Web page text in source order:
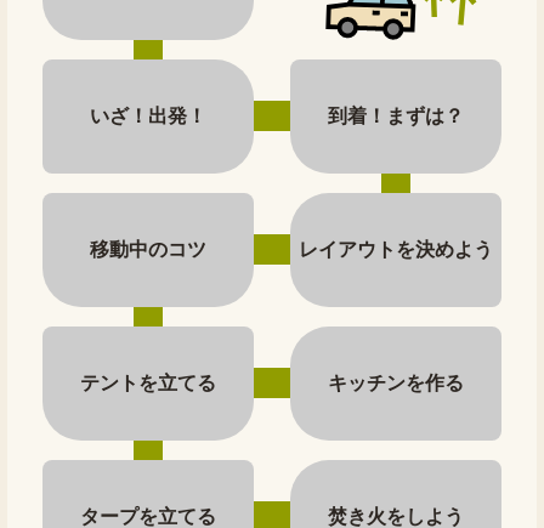
いざ！出発！ 到着！まずは？
移動中のコツ レイアウトを決めよう
テントを立てる キッチンを作る
タープを立てる 焚き火をしよう